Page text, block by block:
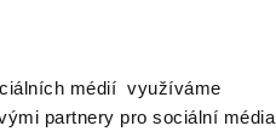
médií využíváme
partnery pro sociální média